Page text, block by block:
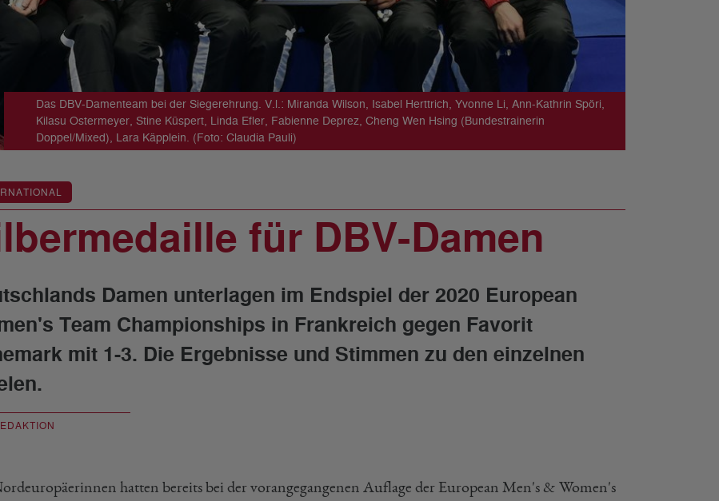
Das DBV-Damenteam bei der Siegerehrung. V.l.: Miranda Wilson, Isabel Herttrich, Yvonne Li, Ann-Kathrin Spöri,
Kilasu Ostermeyer, Stine Küspert, Linda Efler, Fabienne Deprez, Cheng Wen Hsing (Bundestrainerin
Doppel/Mixed), Lara Käpplein. (Foto: Claudia Pauli)
für DBV-Damen
Damen unterlagen im Endspiel der 2020 European
Team Championships in Frankreich gegen Favorit
mit 1-3. Die Ergebnisse und Stimmen zu den einzelnen
hatten bereits bei der vorangegangenen Auflage der European Men's & Women's